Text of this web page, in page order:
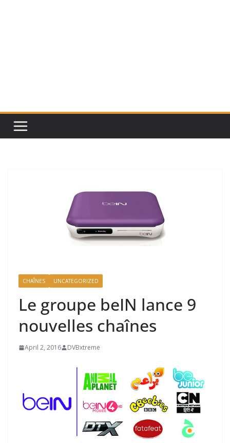
CHAÎNES UNCATEGORIZED
Le groupe beIN lance 9
nouvelles chaînes
April 2, 2016 DVBxtreme